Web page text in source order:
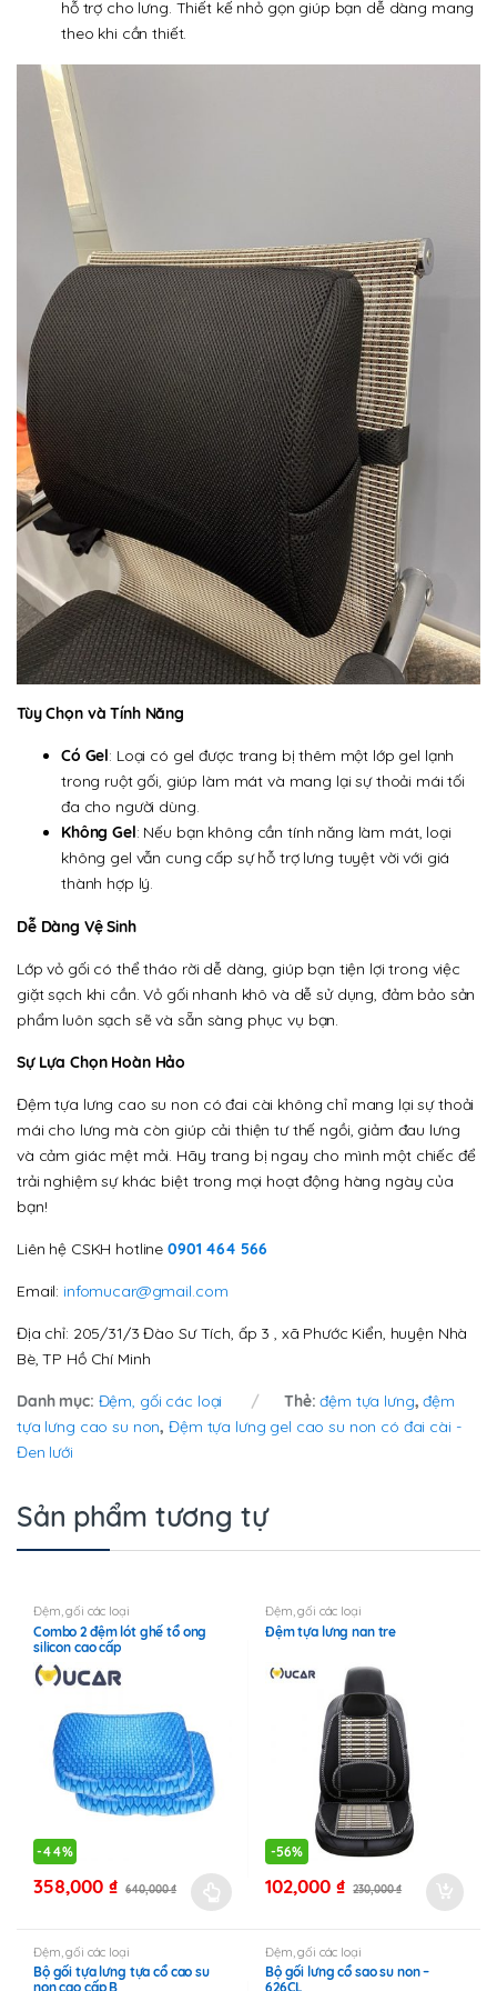
hỗ trợ cho lưng. Thiết kế nhỏ gọn giúp bạn dễ dàng mang
theo khi cần thiết.
Tùy Chọn và Tính Năng
Có Gel: Loại có gel được trang bị thêm một lớp gel lạnh
trong ruột gối, giúp làm mát và mang lại sự thoải mái tối
đa cho người dùng.
Không Gel: Nếu bạn không cần tính năng làm mát, loại
không gel vẫn cung cấp sự hỗ trợ lưng tuyệt vời với giá
thành hợp lý.
Dễ Dàng Vệ Sinh
Lớp vỏ gối có thể tháo rời dễ dàng, giúp bạn tiện lợi trong việc
giặt sạch khi cần. Vỏ gối nhanh khô và dễ sử dụng, đảm bảo sản
phẩm luôn sạch sẽ và sẵn sàng phục vụ bạn.
Sự Lựa Chọn Hoàn Hảo
Đệm tựa lưng cao su non có đai cài không chỉ mang lại sự thoải
mái cho lưng mà còn giúp cải thiện tư thế ngồi, giảm đau lưng
và cảm giác mệt mỏi. Hãy trang bị ngay cho mình một chiếc để
trải nghiệm sự khác biệt trong mọi hoạt động hàng ngày của
bạn!
Liên hệ CSKH hotline0901 464 566
Email: infomucar@gmail.com
Địa chỉ: 205/31/3 Đào Sư Tích, ấp 3 , xã Phước Kiển, huyện Nhà
Bè, TP Hồ Chí Minh
Danh mục: Đệm, gối các loại Thẻ:đệm tựa lưng,đệm
tựa lưng cao su non,Đệm tựa lưng gel cao su non có đai cài -
Đen lưới
Sản phẩm tương tự
Đệm, gối các loại
Combo 2 đệm lót ghế tổ ong
silicon cao cấp
-44%
358,000 ₫ 640,000₫
này
có
Đệm, gối các loại
Đệm tựa lưng nan tre
-56%
102,000 ₫ 230,000₫
Đệm, gối các loại
Bộ gối tựa lưng tựa cổ cao su
non cao cấp B
Đệm, gối các loại
Bộ gối lưng cổ sao su non –
626CL